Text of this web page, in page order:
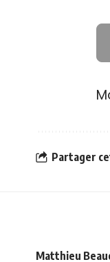
Partager
Matthieu